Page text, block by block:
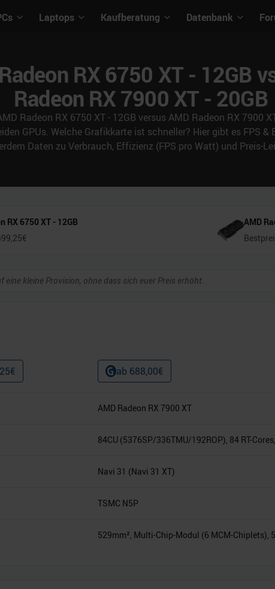
Laptops Kaufberatung Datenbank
RX 6750 XT - 12GB
Radeon RX 7900 XT - 20GB
Radeon RX 6750 XT - 12GB versus AMD Radeon RX 7900
GPUs. Welche Grafikkarte ist schneller? Hier gibt es FPS &
Daten zu Verbrauch, Effizienz (FPS pro Watt) und Preis-
RX 6750 XT - 12GB
€
AMD
kleine Provision, ohne dass sich euer Preis erhöht.
€ ab 688,00€
AMD Radeon RX 7900 XT
84CU (5376SP/336TMU/192ROP), 84 RT-
Navi 31 (Navi 31 XT)
TSMC N5P
529mm², Multi-Chip-Modul (6 MCM-Chiplets),